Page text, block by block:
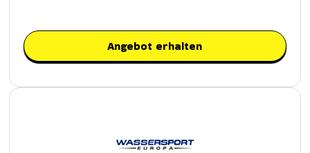
Angebot erhalten